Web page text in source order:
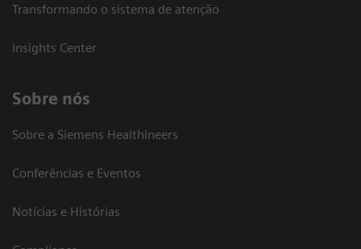
Transformando o sistema de atenção
Insights Center
Sobre nós
Sobre a Siemens Healthineers
Conferências e Eventos
Notícias e Histórias